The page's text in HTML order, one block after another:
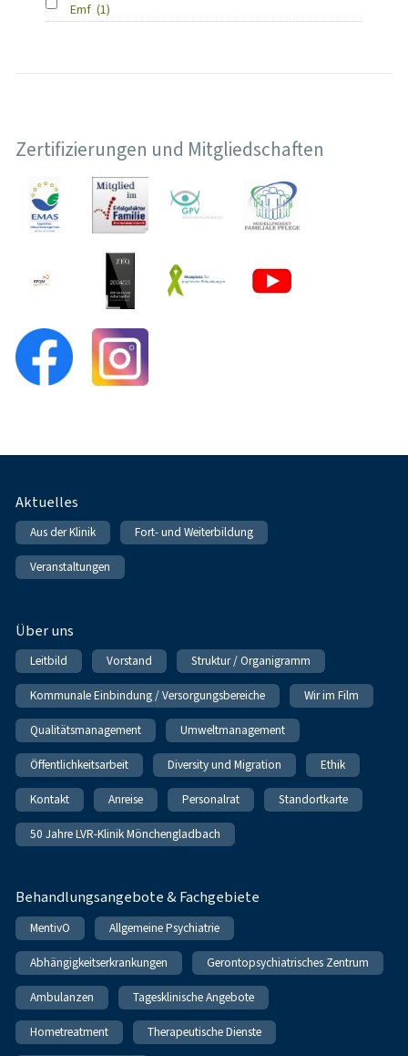
Emf (1)
Zertifizierungen und Mitgliedschaften
Fußnavigation
Aktuelles
Aus der Klinik Fort- und Weiterbildung
Veranstaltungen
Über uns
Leitbild Vorstand Struktur / Organigramm
Kommunale Einbindung / Versorgungsbereiche Wir im Film
Qualitätsmanagement Umweltmanagement
Öffentlichkeitsarbeit Diversity und Migration Ethik
Kontakt Anreise Personalrat Standortkarte
50 Jahre LVR-Klinik Mönchengladbach
Behandlungsangebote & Fachgebiete
MentivO Allgemeine Psychiatrie
Abhängigkeitserkrankungen Gerontopsychiatrisches Zentrum
Ambulanzen Tagesklinische Angebote
Hometreatment Therapeutische Dienste